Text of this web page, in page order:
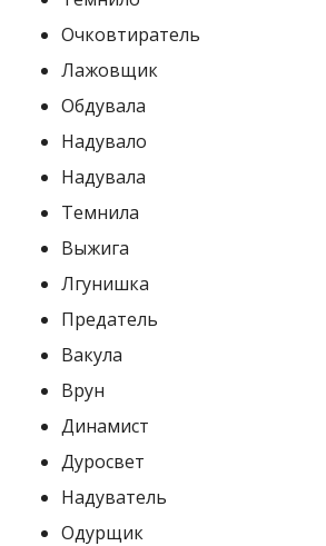
Очковтиратель
Лажовщик
Обдувала
Надувало
Надувала
Темнила
Выжига
Лгунишка
Предатель
Вакула
Врун
Динамист
Дуросвет
Надуватель
Одурщик